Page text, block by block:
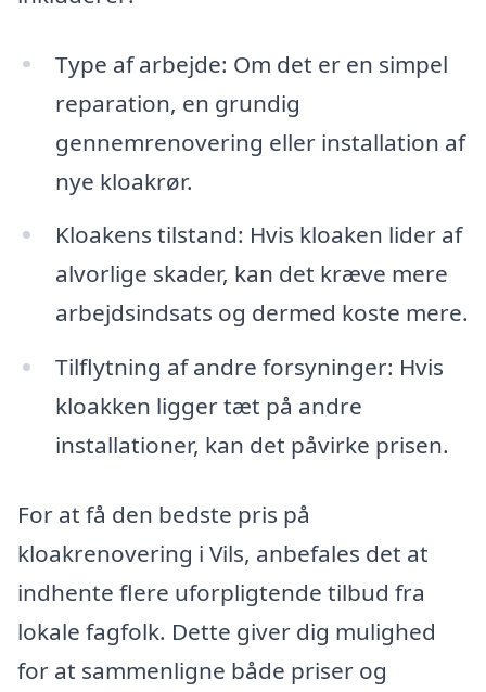
Type af arbejde: Om det er en simpel
reparation, en grundig
gennemrenovering eller installation af
nye kloakrør.
Kloakens tilstand: Hvis kloaken lider af
alvorlige skader, kan det kræve mere
arbejdsindsats og dermed koste mere.
Tilflytning af andre forsyninger: Hvis
kloakken ligger tæt på andre
installationer, kan det påvirke prisen.
For at få den bedste pris på
kloakrenovering i Vils, anbefales det at
indhente flere uforpligtende tilbud fra
lokale fagfolk. Dette giver dig mulighed
for at sammenligne både priser og